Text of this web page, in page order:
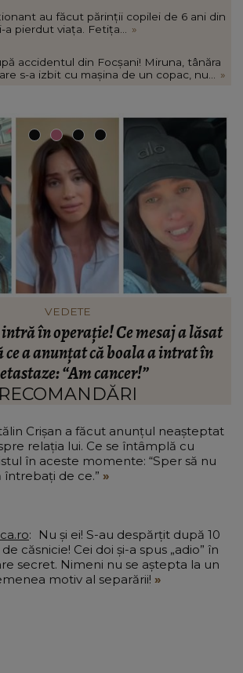
au făcut părinții copilei de 6 ani din
a pierdut viața. Fetița...
»
accidentul din Focșani! Miruna, tânăra
s-a izbit cu mașina de un copac, nu...
»
VEDETE
îndrăgostită ca niciodată! Ce
partenerului ei: „Nici nu
suntem, lângă tine mă simt
acasă!”
RECOMANDĂRI
Crișan a făcut anunțul neașteptat
relația lui. Ce se întâmplă cu
în aceste momente: “Sper să nu
întrebați de ce.”
de căsnicie! Cei doi și-a spus „adio” în
secret. Nimeni nu se aștepta la un
motiv al separării!